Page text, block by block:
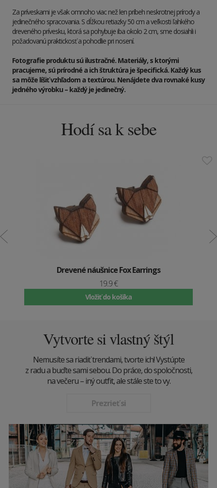
Za príveskami je však omnoho viac než len príbeh neskrotnej prírody a
jedinečného spracovania. S dĺžkou retiazky 50 cm a veľkosti ľahkého
dreveného prívesku, ktorá sa pohybuje iba okolo 2 cm, sme dosiahli i
požadovanú praktickosť a pohodlie pri nosení.
Fotografie produktu sú ilustračné. Materiály, s ktorými
pracujeme, sú prírodné a ich štruktúra je špecifická. Každý kus
sa môže líšiť vzhľadom a textúrou. Nenájdete dva rovnaké kusy
jedného výrobku – každý je jedinečný.
Hodí sa k sebe
Drevené náušnice Fox Earrings
19.9 €
Vložiť do košíka
Vytvorte si vlastný štýl
Nemusíte sa riadiť trendami, tvorte ich! Vystúpte
z radu a buďte sami sebou. Do práce, do spoločnosti,
na večeru – iný outfit, ale stále ste to vy.
Prezrieť si